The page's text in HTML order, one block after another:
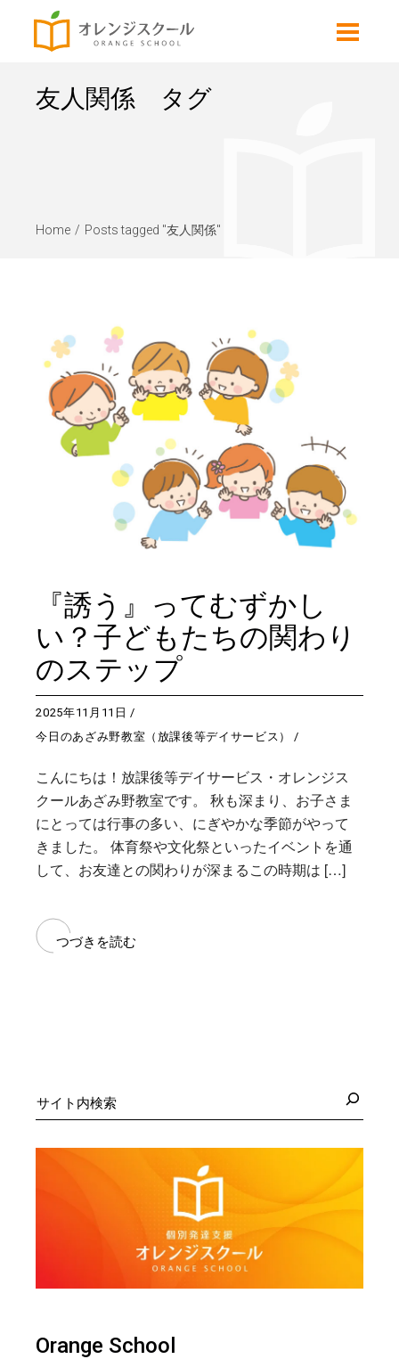
友人関係 タグ
Home Posts tagged "友人関係"
『誘う』ってむずかし
い？子どもたちの関わり
のステップ
2025年11月11日
今日のあざみ野教室（放課後等デイサービス）
こんにちは！放課後等デイサービス・オレンジス
クールあざみ野教室です。 秋も深まり、お子さま
にとっては行事の多い、にぎやかな季節がやって
きました。 体育祭や文化祭といったイベントを通
して、お友達との関わりが深まるこの時期は […]
つづきを読む
索
Orange School